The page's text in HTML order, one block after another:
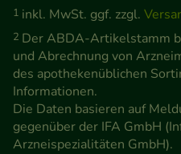
1 inkl. MwSt. ggf. zzgl.
2 Der ABDA-Artikelstamm
und Abrechnung von
des apothekenüblichen
Informationen.
Die Daten basieren auf
gegenüber der IFA GmbH
Arzneispezialitäten GmbH).